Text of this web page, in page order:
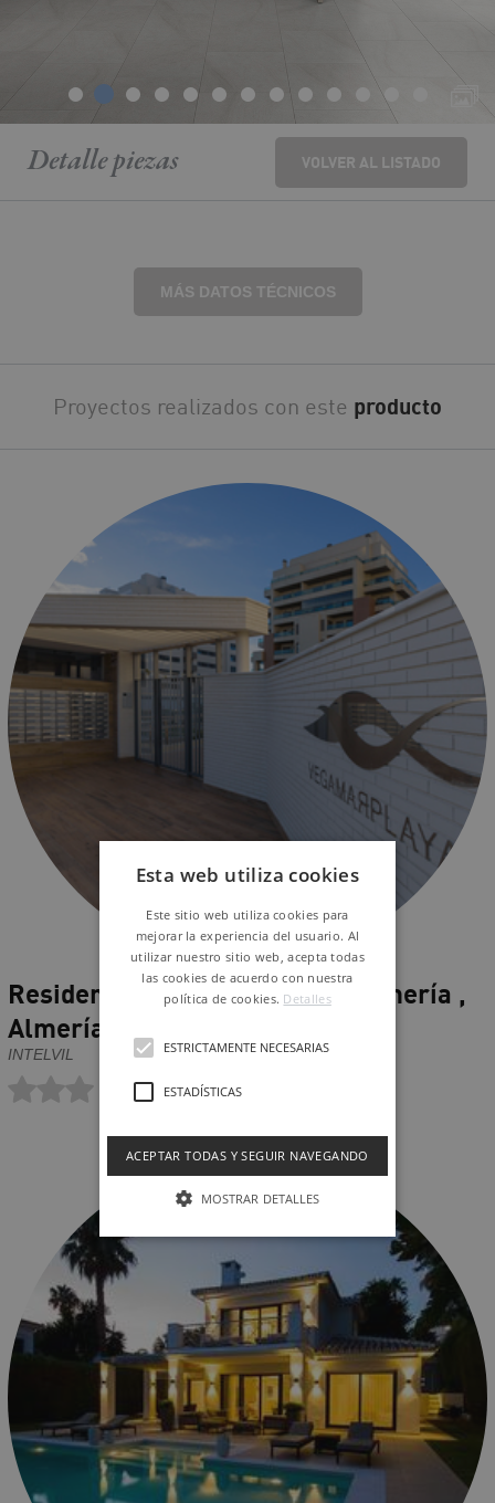
Detallepiezas VOLVER AL LISTADO
MÁS DATOS TÉCNICOS
Proyectos realizados con este producto
Residencial Vegamar Playa- Almería ,
Almería
INTELVIL
Esta web utiliza cookies
Este sitio web utiliza cookies para
mejorar la experiencia del usuario. Al
utilizar nuestro sitio web, acepta todas
las cookies de acuerdo con nuestra
política de cookies. Detalles
ESTRICTAMENTE NECESARIAS
ESTADÍSTICAS
ACEPTAR TODAS Y SEGUIR NAVEGANDO
MOSTRAR DETALLES